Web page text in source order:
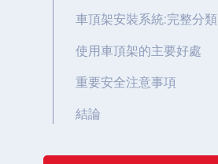
車頂架安裝系統:完整分類
使用車頂架的主要好處
重要安全注意事項
結論